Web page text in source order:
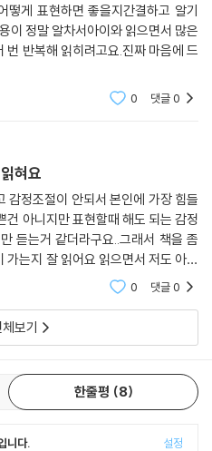
떻게 표현하면 좋을지간결하고 알기
이 정말 알차서아이와 읽으면서 많은
번 반복해 읽히려고요.진짜 마음에 드
0 댓글0
혀요
감정조절이 안되서 본인에 가장 힘들
건 아니지만 표현할때 해도 되는 감정
듣는거 같더라구요..그래서 책을 좀
는지 잘 읽어요 읽으면서 저도 아차
다 저도 도움이 되네요 0 댓글0
보기
한줄평 8
니다. 설정